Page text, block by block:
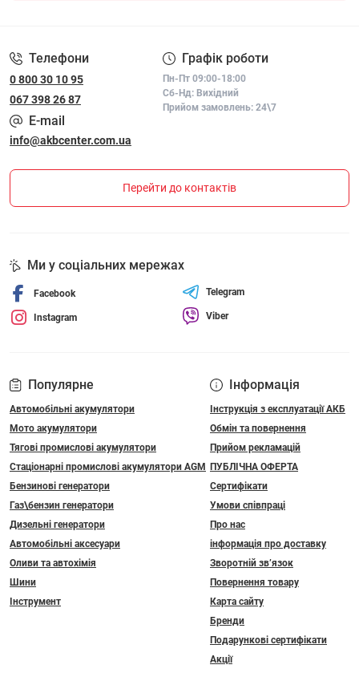
Телефони
0 800 30 10 95
067 398 26 87
Графік роботи
Пн-Пт 09:00-18:00
Сб-Нд: Вихідний
Прийом замовлень: 24\7
E-mail
info@akbcenter.com.ua
Перейти до контактів
Популярне
Автомобільні акумулятори
Мото акумулятори
Тягові промислові акумулятори
Стаціонарні промислові акумулятори АGM
Бензинові генератори
Газ\бензин генератори
Дизельні генератори
Автомобільні аксесуари
Оливи та автохімія
Шини
Інструмент
Інформація
Інструкція з експлуатації АКБ
Обмін та повернення
Прийом рекламацій
ПУБЛІЧНА ОФЕРТА
Сертифікати
Умови співпраці
Про нас
інформація про доставку
Зворотній зв’язок
Повернення товару
Карта сайту
Бренди
Подарункові сертифікати
Акції
Ми у соціальних мережах
Facebook
Instagram
Telegram
Viber